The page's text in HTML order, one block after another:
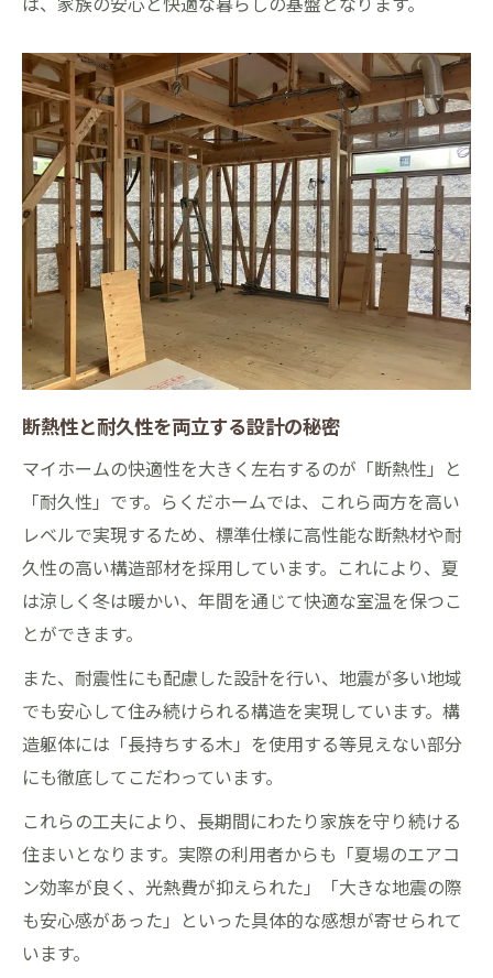
断熱性と耐久性を両立する設計の秘密
マイホームの快適性を大きく左右するのが「断熱性」と
「耐久性」です。らくだホームでは、これら両方を高い
レベルで実現するため、標準仕様に高性能な断熱材や耐
久性の高い構造部材を採用しています。これにより、夏
は涼しく冬は暖かい、年間を通じて快適な室温を保つこ
とができます。
また、耐震性にも配慮した設計を行い、地震が多い地域
でも安心して住み続けられる構造を実現しています。構
造躯体には「長持ちする木」を使用する等見えない部分
にも徹底してこだわっています。
これらの工夫により、長期間にわたり家族を守り続ける
住まいとなります。実際の利用者からも「夏場のエアコ
ン効率が良く、光熱費が抑えられた」「大きな地震の際
も安心感があった」といった具体的な感想が寄せられて
います。